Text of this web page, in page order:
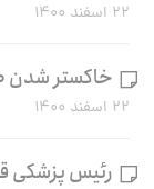
۲۲ اسفند ۱۴۰۰
خاکستر شدن ۱۰۰هزار هکتار جنگل و مرتع طی ۵ سال
۲۲ اسفند ۱۴۰۰
رئیس پزشکی